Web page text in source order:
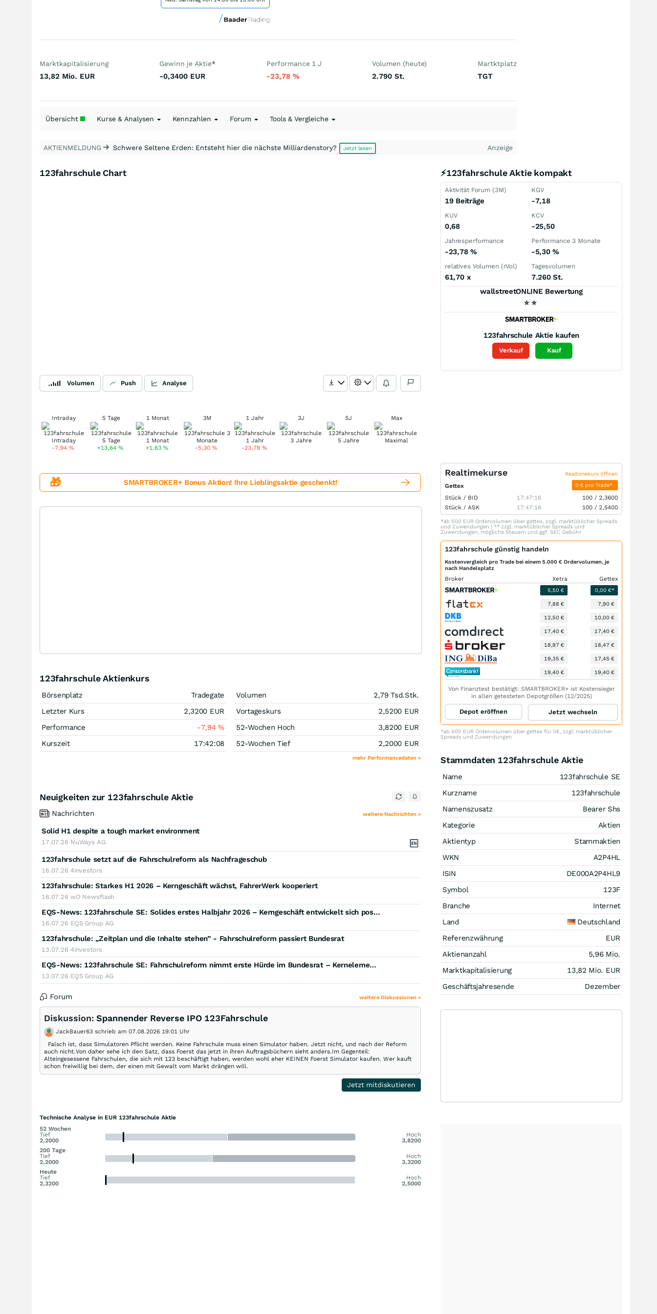
Marktkapitalisierung
13,82 Mio. EUR
Gewinn je Aktie*
-0,3400 EUR
Performance 1 J
-23,78 %
Volumen (heute)
2.790 St.
Martktplatz
TGT
Übersicht Kurse & Analysen Kennzahlen Forum Tools & Vergleiche
AKTIENMELDUNG Schwere Seltene Erden: Entsteht hier die nächste Milliardenstory? Jetzt lesen Anzeige
123fahrschule Chart
Volumen Push Analyse
Intraday
-7,94%
5 Tage
+13,64 %
1 Monat
+1,63 %
3M
-5,30%
1 Jahr
-23,78 %
3J 5J Max
⚡123fahrschule Aktie kompakt
Aktivität Forum (3M)
19 Beiträge
KGV
-7,18
KUV
0,68
KCV
-25,50
Jahresperformance
-23,78 %
Performance 3 Monate
-5,30%
relatives Volumen (rVol)
61,70 x
Tagesvolumen
7.260 St.
wallstreetONLINE Bewertung
⭐ ⭐
123fahrschule Aktie kaufen
Verkauf Kauf
🎁 SMARTBROKER+ Bonus Aktion! Ihre Lieblingsaktie geschenkt!
123fahrschule Aktienkurs
Börsenplatz
Tradegate
Letzter Kurs
2,3200 EUR
Performance
-7,94%
Kurszeit
17:42:08
Volumen 2,79 Tsd.Stk.
Vortageskurs
2,5200 EUR
52-Wochen Hoch
3,8200 EUR
52-Wochen Tief
2,2000 EUR
mehr Performancedaten »
Neuigkeiten zur 123fahrschule Aktie
Nachrichten weitere Nachrichten »
Solid H1 despite a tough market environment
17.07.26 NuWays AG
123fahrschule setzt auf die Fahrschulreform als Nachfrageschub
16.07.26 4investors
123fahrschule: Starkes H1 2026 – Kerngeschäft wächst, FahrerWerk kooperiert
16.07.26 wO Newsflash
EQS-News: 123fahrschule SE: Solides erstes Halbjahr 2026 – Kerngeschäft entwickelt sich positiv; FahrerWerk expandiert mit erstem Kooperationspartner
16.07.26 EQS Group AG
123fahrschule: „Zeitplan und die Inhalte stehen” - Fahrschulreform passiert Bundesrat
13.07.26 4investors
EQS-News: 123fahrschule SE: Fahrschulreform nimmt erste Hürde im Bundesrat – Kernelemente für 123fahrschule gesichert
13.07.26 EQS Group AG
Forum weitere Diskussionen »
Diskussion: Spannender Reverse IPO 123Fahrschule
JackBauer63 schrieb am 07.08.2026 19:01 Uhr
Falsch ist, dass Simulatoren Pflicht werden. Keine Fahrschule muss einen Simulator haben. Jetzt nicht, und nach der Reform
auch nicht.Von daher sehe ich den Satz, dass Foerst das jetzt in ihren Auftragsbüchern sieht anders.Im Gegenteil:
Alteingesessene Fahrschulen, die sich mit 123 beschäftigt haben, werden wohl eher KEINEN Foerst Simulator kaufen. Wer kauft
schon freiwillig bei dem, der einen mit Gewalt vom Markt drängen will.
Jetzt mitdiskutieren
Technische Analyse in EUR 123fahrschule Aktie
52 Wochen
Tief
2,2000
Hoch
3,8200
200 Tage
Tief
2,2000
Hoch
3,3200
Heute
Tief
2,3200
Hoch
2,5000
Realtimekurse Realtimekurs öffnen
Gettex 0 € pro Trade*
Stück / BID 17:47:16 100 / 2,3600
Stück / ASK 17:47:16 100 / 2,5400
*ab 500 EUR Ordervolumen über gettex, zzgl. marktüblicher Spreads
und Zuwendungen | ** zzgl. marktüblicher Spreads und
Zuwendungen, mögliche Steuern und ggf. SEC Gebühr
123fahrschule günstig handeln
Kostenvergleich pro Trade bei einem 5.000 € Ordervolumen, je
nach Handelsplatz
Broker Xetra Gettex
5,50 € 0,00 €*
7,88 € 7,90 €
12,50 € 10,00 €
17,40 € 17,40 €
18,97 € 18,47 €
19,35 € 17,45 €
19,40 € 19,40 €
Von Finanztest bestätigt: SMARTBROKER+ ist Kostensieger
in allen getesteten Depotgrößen (12/2025)
Depot eröffnen Jetzt wechseln
*ab 500 EUR Ordervolumen über gettex für 0€, zzgl. marktüblicher
Spreads und Zuwendungen
Stammdaten 123fahrschule Aktie
Name
123fahrschule SE
Kurzname
123fahrschule
Namenszusatz
Bearer Shs
Kategorie
Aktien
Aktientyp
Stammaktien
WKN
A2P4HL
ISIN
DE000A2P4HL9
Symbol
123F
Branche
Internet
Land
Deutschland
Referenzwährung
EUR
Aktienanzahl
5,96 Mio.
Marktkapitalisierung
13,82 Mio. EUR
Geschäftsjahresende
Dezember